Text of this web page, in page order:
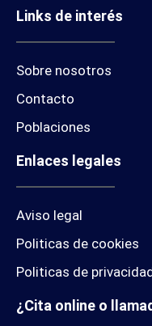
Links de interés
Sobre nosotros
Contacto
Poblaciones
Enlaces legales
Aviso legal
Politicas de cookies
Politicas de
¿Cita online o